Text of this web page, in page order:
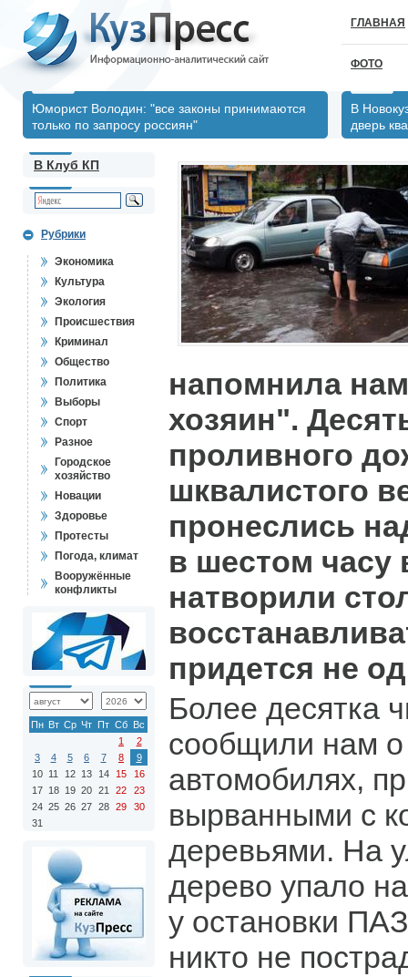
ГЛАВНАЯ
ФОТО
Юморист Володин: "все законы принимаются
только по запросу россиян"
В
дверь
В Клуб КП
Рубрики
Экономика
Культура
Экология
Происшествия
Криминал
Общество
Политика
Выборы
Спорт
Разное
Городское
хозяйство
Новации
Здоровье
Протесты
Погода, климат
Вооружённые
конфликты
Пн Вт Ср Чт Пт Сб Вс
1
2
3
4 5 6 7 8
9
10 11 12 13 14 15
16
17 18 19 20 21 22
23
24 25 26 27 28 29
30
31
напомнила
хозяин".
проливного
шквалистого
пронеслись
в шестом часу
натворили
придется не
Более десятка
сообщили нам о
автомобилях,
вырванными с
деревьями. На
дерево упало
у остановки
никто не